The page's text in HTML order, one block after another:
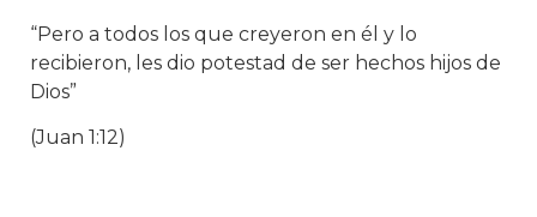
“Pero a todos los que creyeron en él y lo
recibieron, les dio potestad de ser hechos hijos de
Dios”
(Juan 1:12)